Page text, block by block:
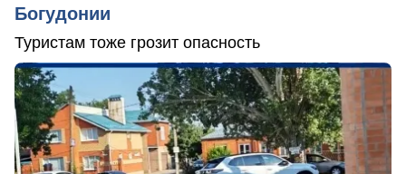
Богудонии
Туристам тоже грозит опасность